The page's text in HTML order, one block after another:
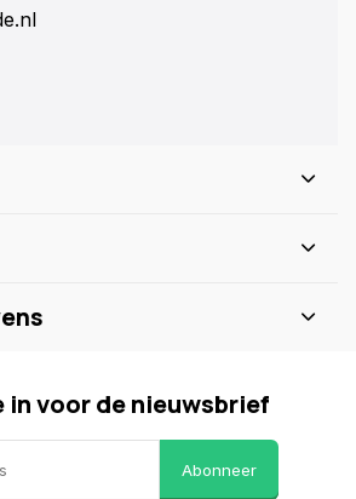
in voor de nieuwsbrief
Abonneer